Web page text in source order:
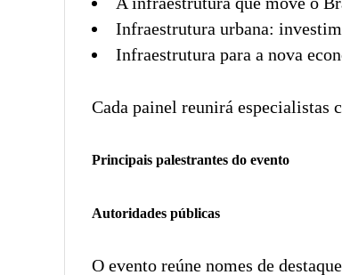
Infraestrutura urbana:
Infraestrutura para a nova
Cada painel reunirá especialistas
Principais palestrantes do evento
Autoridades públicas
O evento reúne nomes de